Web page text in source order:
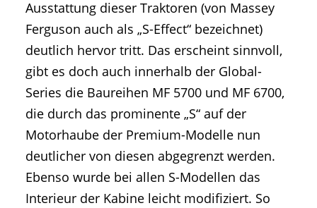
Ausstattung dieser Traktoren (von Massey
Ferguson auch als „S-Effect“ bezeichnet)
deutlich hervor tritt. Das erscheint sinnvoll,
gibt es doch auch innerhalb der Global-
Series die Baureihen MF 5700 und MF 6700,
die durch das prominente „S“ auf der
Motorhaube der Premium-Modelle nun
deutlicher von diesen abgegrenzt werden.
Ebenso wurde bei allen S-Modellen das
Interieur der Kabine leicht modifiziert. So